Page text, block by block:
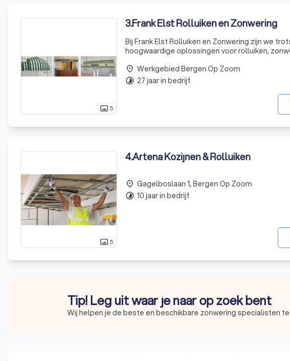
photo_size_select_actual5
3.Frank Elst Rolluiken en Zonwering
Bij Frank Elst Rolluiken en Zonwering zijn we
hoogwaardige oplossingen voor rolluiken,
garagedeuren, horre
place Werkgebied Bergen Op Zoom
timelapse 27 jaar in bedrijf
photo_size_select_actual5
4.Artena Kozijnen & Rolluiken
place Gagelboslaan 1, Bergen Op Zoom
timelapse 10 jaar in bedrijf
Tip! Leg uit waar je naar op zoek bent
Wij helpen je de beste en beschikbare zonwering specialisten te